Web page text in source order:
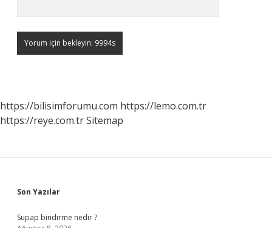
https://bilisimforumu.com https://lemo.com.tr
https://reye.com.trSitemap
Sidebar
Son Yazılar
Supap bindirme nedir ?